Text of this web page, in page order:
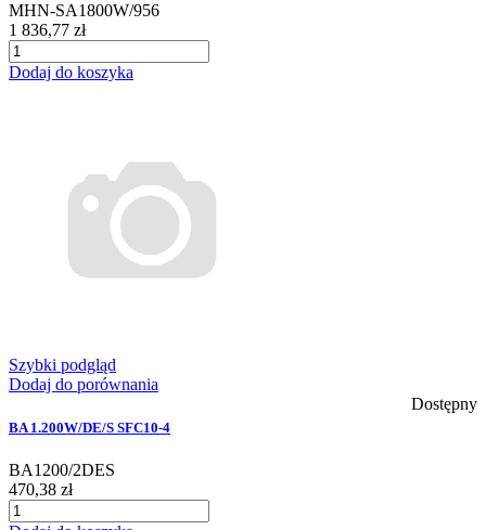
MHN-SA1800W/956
1 836,77 zł
Dodaj do koszyka
Szybki podgląd
Dodaj do porównania
Dostępny
BA 1.200W/DE/S SFC10-4
BA1200/2DES
470,38 zł